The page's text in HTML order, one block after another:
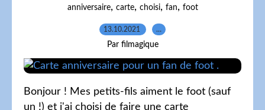
anniversaire, carte, choisi, fan, foot
13.10.2021 …
Par filmagique
Bonjour ! Mes petits-fils aiment le foot (sauf
un !) et j'ai choisi de faire une carte